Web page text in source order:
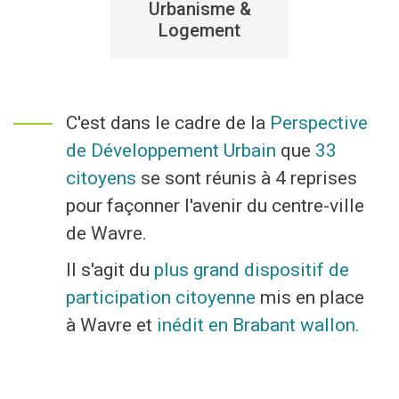
Je suis
Association
Aîné
Commerçant
En situation de handicap
Je trouve
Mes démarches en ligne
Services communaux
Agenda
Urbanisme &
Logement
C'est dans le cadre de la Perspective
de Développement Urbain que 33
citoyens se sont réunis à 4 reprises
pour façonner l'avenir du centre-ville
de Wavre.
Il s'agit du plus grand dispositif de
participation citoyenne mis en place
à Wavre et inédit en Brabant wallon.